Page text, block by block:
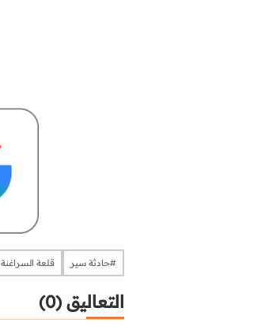
​​​​​​​#حادثة سير قلعة السراغنة
التعاليق (0)